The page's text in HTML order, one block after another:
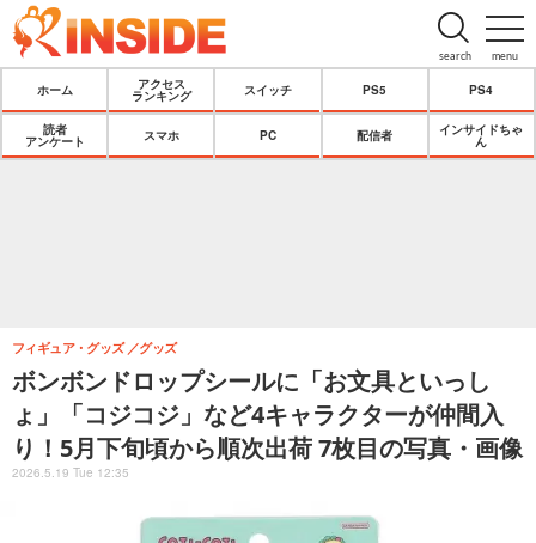
menu
search
ホーム
アクセス
ランキング
スイッチ PS5 PS4
読者
アンケート
スマホ PC 配信者
インサイドちゃ
ん
ボンボンドロップシールに「お文具といっし
ょ」「コジコジ」など4キャラクターが仲間入
り！5月下旬頃から順次出荷 7枚目の写真・画像
フィギュア・グッズ グッズ
2026.5.19 Tue 12:35